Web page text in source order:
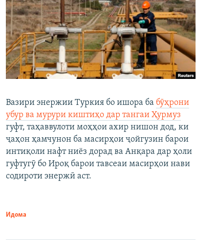
Вазири энержии Туркия бо ишора ба бӯҳрони
убур ва мурури киштиҳо дар тангаи Ҳурмуз
гуфт, таҳаввулоти моҳҳои ахир нишон дод, ки
ҷаҳон ҳамчунон ба масирҳои ҷойгузин барои
интиқоли нафт ниёз дорад ва Анқара дар ҳоли
гуфтугӯ бо Ироқ барои тавсеаи масирҳои нави
содироти энержӣ аст.
Идома